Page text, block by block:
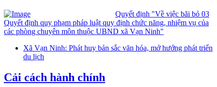
Quyết định "Về việc bãi bỏ 03
Quyết định quy phạm pháp luật quy định chức năng, nhiệm vụ của
các phòng chuyên môn thuộc UBND xã Vạn Ninh"
Xã Vạn Ninh: Phát huy bản sắc văn hóa, mở hướng phát triển
du lịch
Cải cách hành chính